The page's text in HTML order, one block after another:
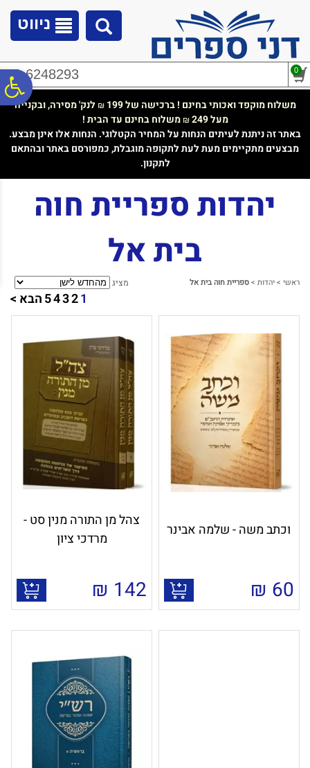
נגישות
ניווט
02-6248293 0
משלוח מוקפד ואכותי בחינם ! ברכישה של 199 ₪ לנק' מסירה, ובקנייה
מעל 249
₪משלוח בחינם עד הבית !
באתר זה ניתנת לעיתים הנחות על המחיר הקטלוגי. הנחות אלו אינן מבצע.
מבצעים מתקיימים מעת לעת לתקופה מוגבלת, כמפורסם באתר ובהתאם
לתקנון.
יהדות ספריית חוה
בית אל
ראשי >יהדות >ספריית חוה בית אל מציג
1
2
3
4
5הבא >
וכתב משה - שלמה אבינר
60
₪
צהל מן התורה מנין סט -
מרדכי ציון
142
₪